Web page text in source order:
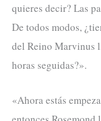
quieres decir? Las
De todos modos,
del Reino Marvinus
horas seguidas?».
«Ahora estás